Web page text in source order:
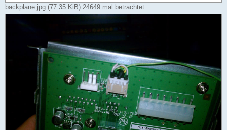
backplane.jpg (77.35 KiB) 24649 mal betrachtet